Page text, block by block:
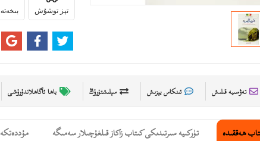
تېز توشۇش
تەۋسىيە قىلىش ئىنكاس يېزىش سېلىشتۇرۇڭ باھا ئاگاھلاندۇرۇشى
ھەققىدە تۈركىيە سىرتىدىكى كىتاب زاكاز قىلغۇچىلار سەمىگە